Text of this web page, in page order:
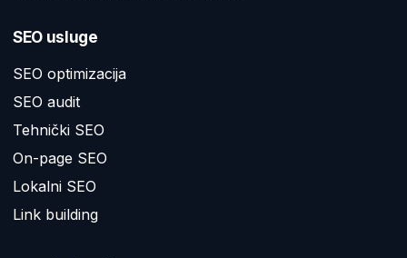
SEO usluge
SEO optimizacija
SEO audit
Tehnički SEO
On-page SEO
Lokalni SEO
Link building